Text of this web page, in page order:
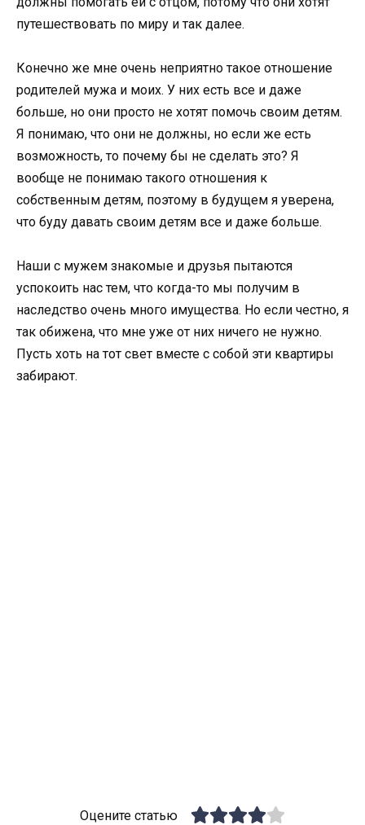
путешествовать по миру и так далее.
Конечно же мне очень неприятно такое отношение
родителей мужа и моих. У них есть все и даже
больше, но они просто не хотят помочь своим детям.
Я понимаю, что они не должны, но если же есть
возможность, то почему бы не сделать это? Я
вообще не понимаю такого отношения к
собственным детям, поэтому в будущем я уверена,
что буду давать своим детям все и даже больше.
Наши с мужем знакомые и друзья пытаются
успокоить нас тем, что когда-то мы получим в
наследство очень много имущества. Но если честно, я
так обижена, что мне уже от них ничего не нужно.
Пусть хоть на тот свет вместе с собой эти квартиры
забирают.
Оцените статью